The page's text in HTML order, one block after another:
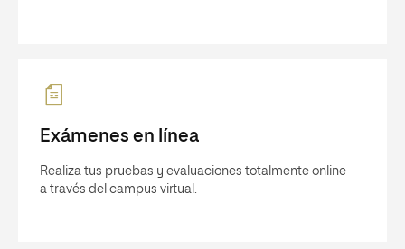
Exámenes en línea
Realiza tus pruebas y evaluaciones totalmente online
a través del campus virtual.